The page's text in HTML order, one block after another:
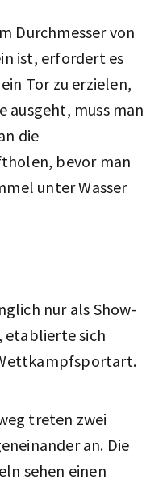
Durchmesser von
ist, erfordert es
Tor zu erzielen,
ausgeht, muss man
die
bevor man
unter Wasser
nur als Show-
etablierte sich
treten zwei
an. Die
sehen einen